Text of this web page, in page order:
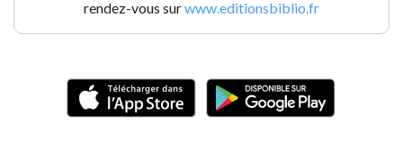
rendez-vous surwww.editionsbiblio.fr